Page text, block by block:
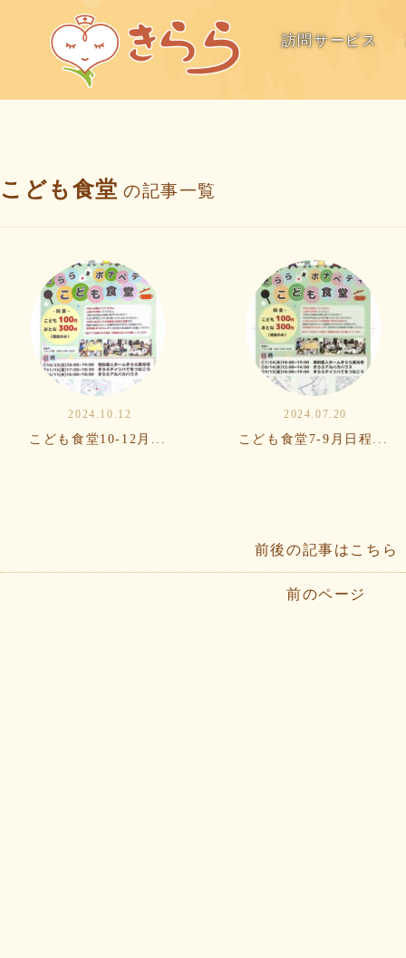
訪問サービス
こども食堂 の記事一覧
2024.10.12
こども食堂10-12月...
2024.07.20
こども食堂7-9月日程...
前後の記事はこちら
前のページ